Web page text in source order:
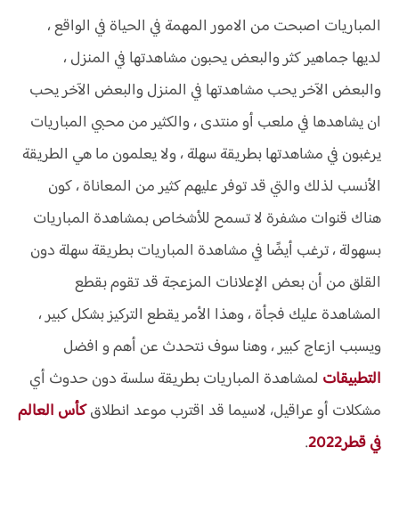
المباريات اصبحت من الامور المهمة في الحياة في الواقع ،
لديها جماهير كثر والبعض يحبون مشاهدتها في المنزل ،
والبعض الآخر يحب مشاهدتها في المنزل والبعض الآخر يحب
ان يشاهدها في ملعب أو منتدى ، والكثير من محبي المباريات
يرغبون في مشاهدتها بطريقة سهلة ، ولا يعلمون ما هي الطريقة
الأنسب لذلك والتي قد توفر عليهم كثير من المعاناة ، كون
هناك قنوات مشفرة لا تسمح للأشخاص بمشاهدة المباريات
بسهولة ، ترغب أيضًا في مشاهدة المباريات بطريقة سهلة دون
القلق من أن بعض الإعلانات المزعجة قد تقوم بقطع
المشاهدة عليك فجأة ، وهذا الأمر يقطع التركيز بشكل كبير ،
ويسبب ازعاج كبير ، وهنا سوف نتحدث عن أهم و افضل
التطبيقات لمشاهدة المباريات بطريقة سلسة دون حدوث أي
مشكلات أو عراقيل، لاسيما قد اقترب موعد انطلاقكأس العالم
في قطر2022
.